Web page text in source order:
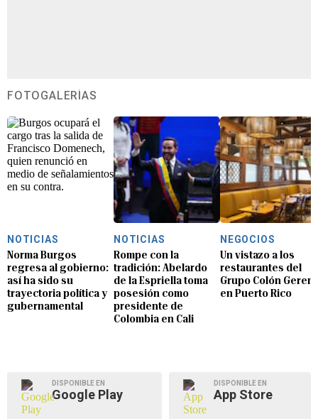
FOTOGALERÍAS
NOTICIAS
Norma Burgos
regresa al gobierno:
así ha sido su
trayectoria política y
gubernamental
NOTICIAS
Rompe con la
tradición: Abelardo
de la Espriella toma
posesión como
presidente de
Colombia en Cali
NEGOCIOS
Un vistazo a los
restaurantes del
Grupo Colón
en Puerto Rico
DISPONIBLE EN
Google Play
DISPONIBLE EN
App Store